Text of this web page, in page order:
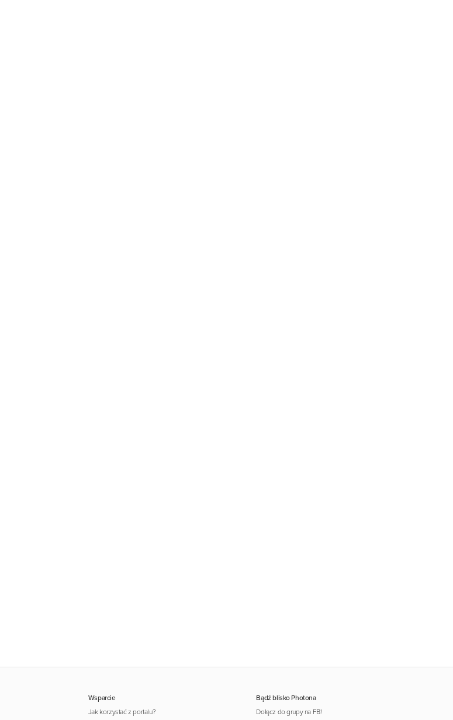
Wsparcie
Jak korzystać z portalu?
Bądź blisko Photona
Dołącz do grupy na FB!